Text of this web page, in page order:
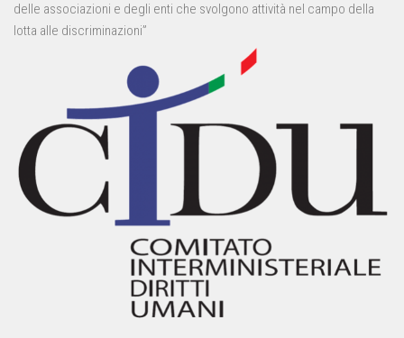
delle associazioni e degli enti che svolgono attività nel campo della
lotta alle discriminazioni”